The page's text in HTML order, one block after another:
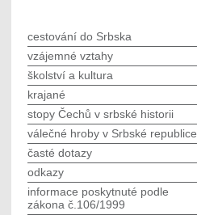
cestování do Srbska
vzájemné vztahy
školství a kultura
krajané
stopy Čechů v srbské historii
válečné hroby v Srbské republice
časté dotazy
odkazy
informace poskytnuté podle
zákona č.106/1999